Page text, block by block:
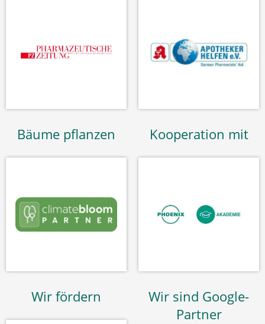
Bäume pflanzen Kooperation mit
Wir fördern
Wir sind Google-
Partner